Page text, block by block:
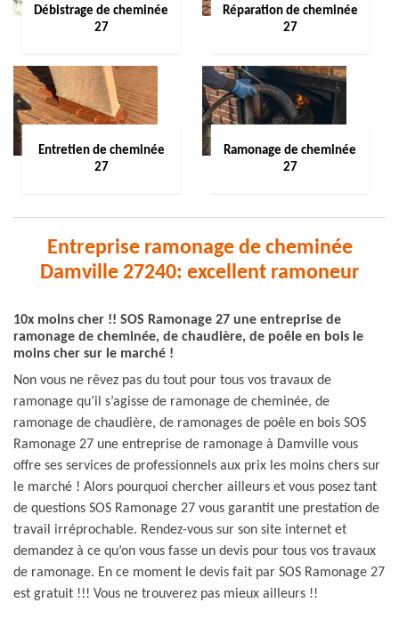
Débistrage de cheminée
27
Réparation de cheminée
27
Entretien de cheminée
27
Ramonage de cheminée
27
Entreprise ramonage de cheminée
Damville 27240: excellent ramoneur
10x moins cher !! SOS Ramonage 27 une entreprise de
ramonage de cheminée, de chaudière, de poêle en bois le
moins cher sur le marché !
Non vous ne rêvez pas du tout pour tous vos travaux de
ramonage qu’il s’agisse de ramonage de cheminée, de
ramonage de chaudière, de ramonages de poêle en bois SOS
Ramonage 27 une entreprise de ramonage à Damville vous
offre ses services de professionnels aux prix les moins chers sur
le marché ! Alors pourquoi chercher ailleurs et vous posez tant
de questions SOS Ramonage 27 vous garantit une prestation de
travail irréprochable. Rendez-vous sur son site internet et
demandez à ce qu’on vous fasse un devis pour tous vos travaux
de ramonage. En ce moment le devis fait par SOS Ramonage 27
est gratuit !!! Vous ne trouverez pas mieux ailleurs !!